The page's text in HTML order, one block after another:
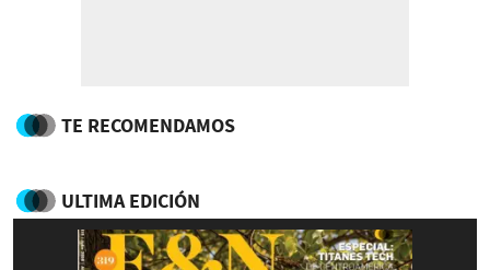
TE RECOMENDAMOS
ULTIMA EDICIÓN